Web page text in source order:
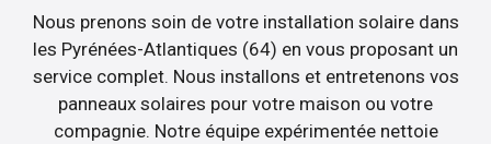
Nous prenons soin de votre installation solaire dans
les Pyrénées-Atlantiques (64) en vous proposant un
service complet. Nous installons et entretenons vos
panneaux solaires pour votre maison ou votre
compagnie. Notre équipe expérimentée nettoie